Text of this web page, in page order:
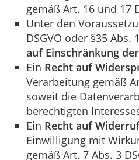
gemäß Art. 16 und 17
Unter den
DSGVO oder §35 Abs.
auf Einschränkung
Ein Recht auf
Verarbeitung gemäß
soweit die
berechtigten
Ein Recht auf
Einwilligung mit
gemäß Art. 7 Abs. 3